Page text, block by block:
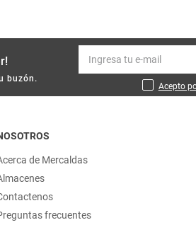
buzón.
Acepto
de Mercaldas
frecuentes